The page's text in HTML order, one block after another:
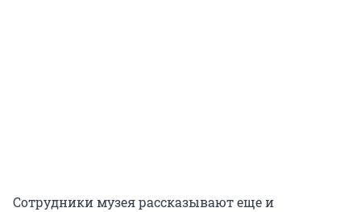
Сотрудники музея рассказывают еще и